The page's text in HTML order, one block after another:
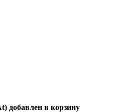
добавлен в корзину